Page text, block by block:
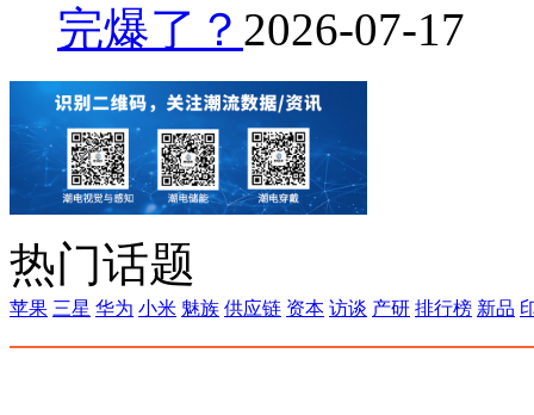
完爆了？ 2026-07-17
热门话题
苹果 三星 华为 小米 魅族 供应链 资本 访谈 产研 排行榜 新品